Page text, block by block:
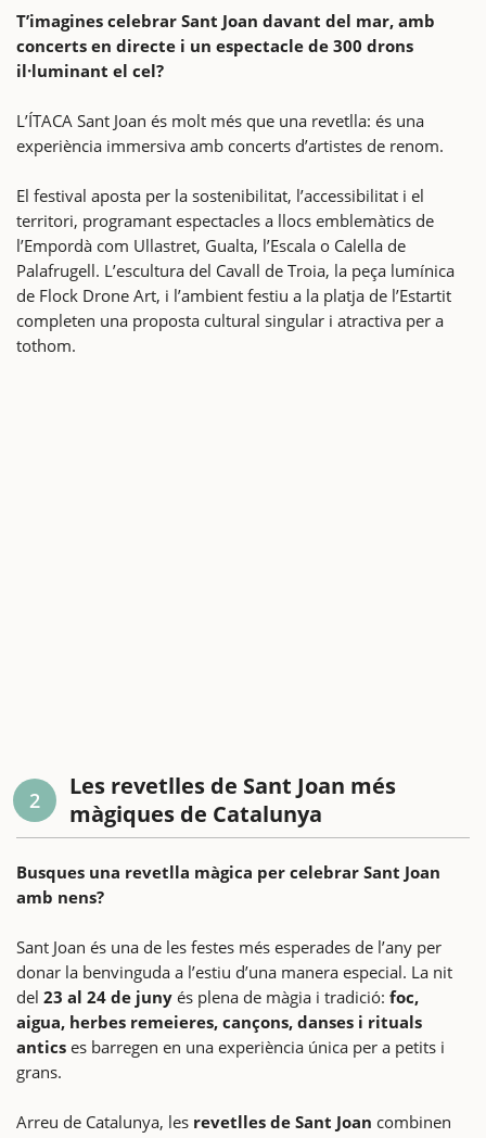
T’imagines celebrar Sant Joan davant del mar, amb
concerts en directe i un espectacle de 300 drons
il·luminant el cel?
L’ÍTACA Sant Joan és molt més que una revetlla: és una
experiència immersiva amb concerts d’artistes de renom.
El festival aposta per la sostenibilitat, l’accessibilitat i el
territori, programant espectacles a llocs emblemàtics de
l’Empordà com Ullastret, Gualta, l’Escala o Calella de
Palafrugell. L’escultura del Cavall de Troia, la peça lumínica
de Flock Drone Art, i l’ambient festiu a la platja de l’Estartit
completen una proposta cultural singular i atractiva per a
tothom.
2
Les revetlles de Sant Joan més
màgiques de Catalunya
Busques una revetlla màgica per celebrar Sant Joan
amb nens?
Sant Joan és una de les festes més esperades de l’any per
donar la benvinguda a l’estiu d’una manera especial. La nit
del 23 al 24 de juny és plena de màgia i tradició: foc,
aigua, herbes remeieres, cançons, danses i rituals
antics es barregen en una experiència única per a petits i
grans.
Arreu de Catalunya, les revetlles de Sant Joan combinen